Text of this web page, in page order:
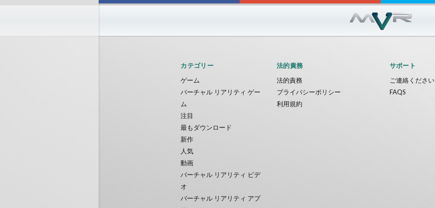
カテゴリー
ゲーム
バーチャル リアリティ ゲー
ム
注目
最もダウンロード
新作
人気
動画
バーチャル リアリティ ビデ
オ
バーチャル リアリティ アプ
法的責務
法的責務
プライバシーポリシー
利用規約
サポート
ご連絡ください
FAQS